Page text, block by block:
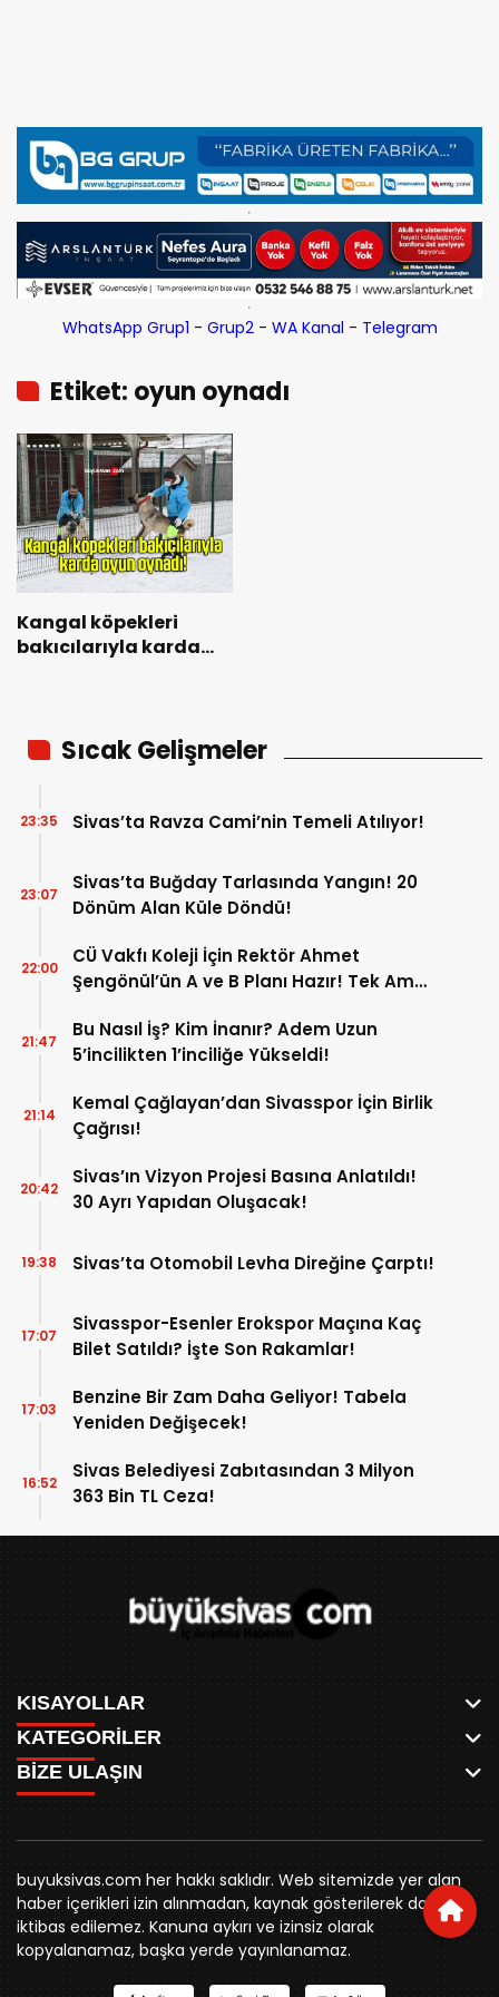
WhatsApp Grup1 - Grup2- WA Kanal - Telegram
Etiket: oyun oynadı
Kangal köpekleri
bakıcılarıyla karda
Sıcak Gelişmeler
Sivas’ta Ravza Cami’nin Temeli Atılıyor!
23:35
Sivas’ta Buğday Tarlasında Yangın! 20
Dönüm Alan Küle Döndü!
23:07
CÜ Vakfı Koleji İçin Rektör Ahmet
Şengönül’ün A ve B Planı Hazır! Tek Amaç
22:00
Bu Nasıl İş? Kim İnanır? Adem Uzun
5’incilikten 1’inciliğe Yükseldi!
21:47
Kemal Çağlayan’dan Sivasspor İçin Birlik
Çağrısı!
21:14
Sivas’ın Vizyon Projesi Basına Anlatıldı!
30 Ayrı Yapıdan Oluşacak!
20:42
Sivas’ta Otomobil Levha Direğine Çarptı!
19:38
Sivasspor-Esenler Erokspor Maçına Kaç
Bilet Satıldı? İşte Son Rakamlar!
17:07
Benzine Bir Zam Daha Geliyor! Tabela
Yeniden Değişecek!
17:03
Sivas Belediyesi Zabıtasından 3 Milyon
363 Bin TL Ceza!
16:52
KISAYOLLAR
ANASAYFA
AKSU CANLI
MEYDAN CANLI
MEDRESELER CANLI
MERAKÜM CANLI
YUKARI TEKKE CANLI
KURUMSAL KİMLİK
REKLAM FİYATLARI
BİZE ULAŞIN
KÜNYE
KATEGORİLER
WHATSAPP
SPOR
SİYASET
BELEDİYE
SİVAS VALİLİĞİ
ÜNİVERSİTE
KURUMLAR
STK
YORUM
BİZE ULAŞIN
0346 221 00 60
buyuksivashaber@gmail.com
Örtülüpınar Mah. İnönü Bulvarı Özkahya Apt. Kat:3 D:7
Sivas
buyuksivas.com her hakkı saklıdır. Web sitemizde yer alan
haber içerikleri izin alınmadan, kaynak gösterilerek dahi
iktibas edilemez. Kanuna aykırı ve izinsiz olarak
kopyalanamaz, başka yerde yayınlanamaz.